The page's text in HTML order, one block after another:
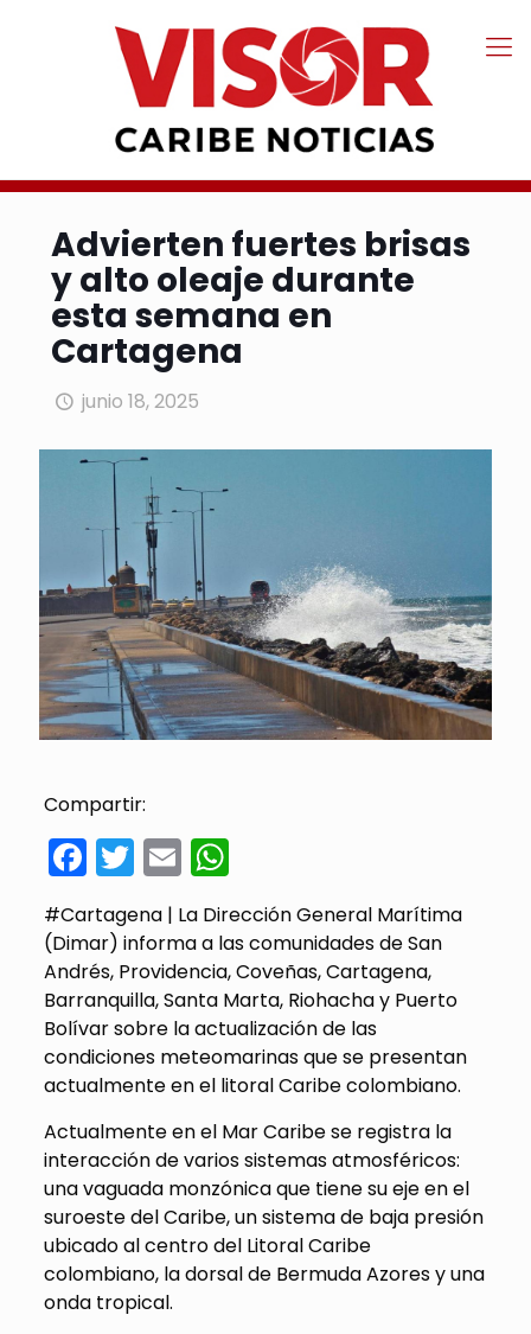
Advierten fuertes brisas
y alto oleaje durante
esta semana en
Cartagena
junio 18, 2025
Compartir:
Facebook
Twitter
EmailWhatsApp
#Cartagena | La Dirección General Marítima
(Dimar) informa a las comunidades de San
Andrés, Providencia, Coveñas, Cartagena,
Barranquilla, Santa Marta, Riohacha y Puerto
Bolívar sobre la actualización de las
condiciones meteomarinas que se presentan
actualmente en el litoral Caribe colombiano.
Actualmente en el Mar Caribe se registra la
interacción de varios sistemas atmosféricos:
una vaguada monzónica que tiene su eje en el
suroeste del Caribe, un sistema de baja presión
ubicado al centro del Litoral Caribe
colombiano, la dorsal de Bermuda Azores y una
onda tropical.